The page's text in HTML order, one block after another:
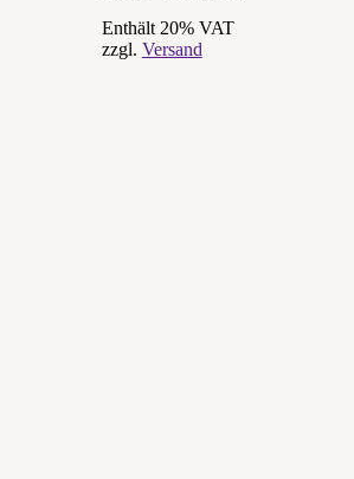
Enthält 20% VAT
zzgl. Versand